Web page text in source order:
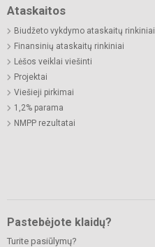
Ataskaitos
Biudžeto vykdymo ataskaitų rinkiniai
Finansinių ataskaitų rinkiniai
Lėšos veiklai viešinti
Projektai
Viešieji pirkimai
1,2% parama
NMPP rezultatai
Pastebėjote klaidų?
Turite pasiūlymų?